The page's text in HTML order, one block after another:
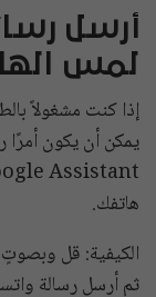
أرسل
لمس
إذا كنت مشغولاً
هاتفك.